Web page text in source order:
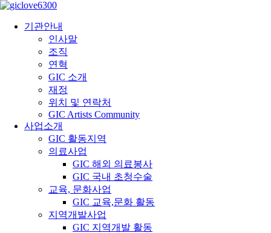
기관안내
인사말
조직
연혁
GIC 소개
재정
위치 및 연락처
GIC Artists Community
사업소개
GIC 활동지역
의료사업
GIC 해외 의료봉사
GIC 국내 초청수술
교육, 문화사업
GIC 교육,문화 활동
지역개발사업
GIC 지역개발 활동